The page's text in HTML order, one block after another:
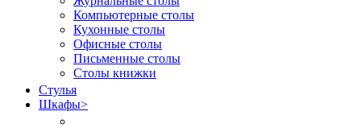
Компьютерные столы
Кухонные столы
Офисные столы
Письменные столы
Столы книжки
Стулья
Шкафы>